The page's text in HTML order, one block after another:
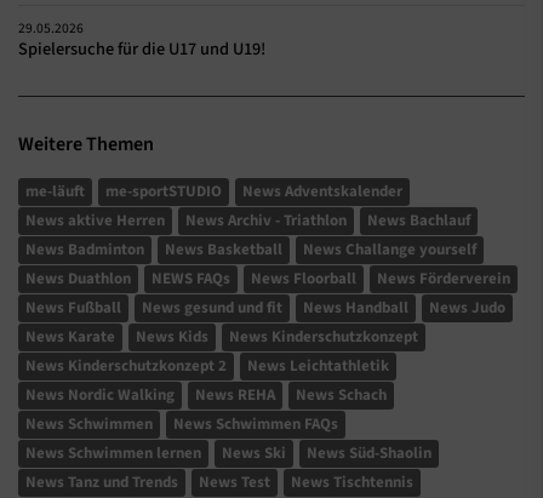
29.05.2026
Spielersuche für die U17 und U19!
Weitere Themen
me-läuft me-sportSTUDIO
News Adventskalender
News aktive Herren
News Archiv - Triathlon
News Bachlauf
News Badminton
News Basketball
News Challange yourself
News Duathlon
NEWS FAQs News Floorball
News Förderverein
News Fußball
News gesund und fit News Handball
News Judo
News Karate
News Kids
News Kinderschutzkonzept
News Kinderschutzkonzept 2
News Leichtathletik
News Nordic Walking
News REHA
News Schach
News Schwimmen
News Schwimmen FAQs
News Schwimmen lernen
News Ski
News Süd-Shaolin
News Tanz und Trends
News Test
News Tischtennis